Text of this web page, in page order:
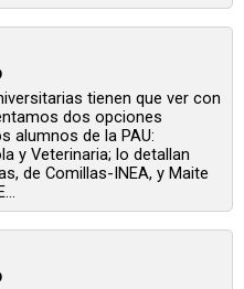
tienen que ver con
dos opciones
alumnos de la PAU:
y Veterinaria; lo detallan
de Comillas-INEA, y Maite